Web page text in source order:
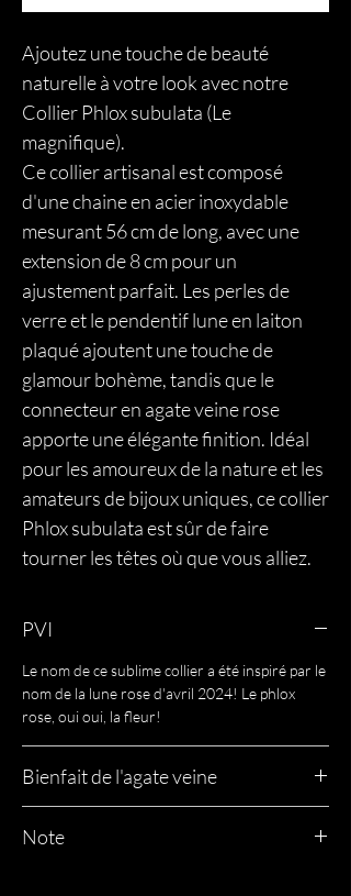
Ajoutez une touche de beauté
naturelle à votre look avec notre
Collier Phlox subulata (Le
magnifique).
Ce collier artisanal est composé
d'une chaine en acier inoxydable
mesurant 56 cm de long, avec une
extension de 8 cm pour un
ajustement parfait. Les perles de
verre et le pendentif lune en laiton
plaqué ajoutent une touche de
glamour bohème, tandis que le
connecteur en agate veine rose
apporte une élégante finition. Idéal
pour les amoureux de la nature et les
amateurs de bijoux uniques, ce collier
Phlox subulata est sûr de faire
tourner les têtes où que vous alliez.
PVI
Le nom de ce sublime collier a été inspiré par le
nom de la lune rose d'avril 2024! Le phlox
rose, oui oui, la fleur!
Bienfait de l'agate veine
stimuler le courage et la force intérieure,
Note